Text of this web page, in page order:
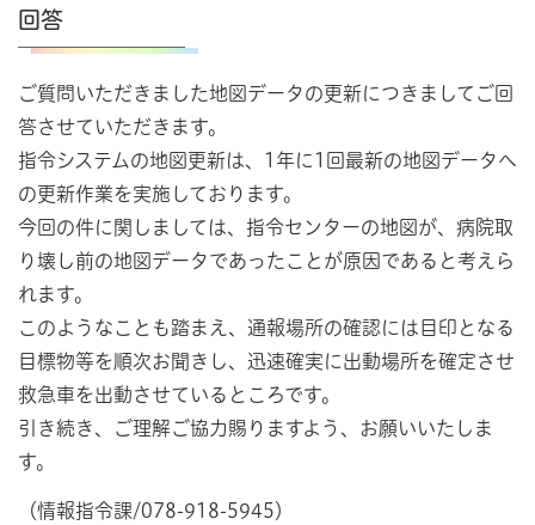
回答
ご質問いただきました地図データの更新につきましてご回
答させていただきます。
指令システムの地図更新は、1年に1回最新の地図データへ
の更新作業を実施しております。
今回の件に関しましては、指令センターの地図が、病院取
り壊し前の地図データであったことが原因であると考えら
れます。
このようなことも踏まえ、通報場所の確認には目印となる
目標物等を順次お聞きし、迅速確実に出動場所を確定させ
救急車を出動させているところです。
引き続き、ご理解ご協力賜りますよう、お願いいたしま
す。
（情報指令課/078-918-5945）